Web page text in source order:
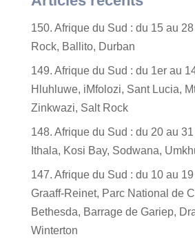
150. Afrique du Sud : du 15 au
Rock, Ballito, Durban
149. Afrique du Sud : du 1er au
Hluhluwe, iMfolozi, Sant Lucia,
Zinkwazi, Salt Rock
148. Afrique du Sud : du 20 au
Ithala, Kosi Bay, Sodwana,
147. Afrique du Sud : du 10 au
Graaff-Reinet, Parc National de
Bethesda, Barrage de Gariep,
Winterton